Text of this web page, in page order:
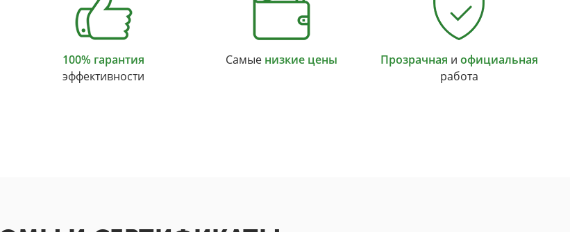
100% гарантия
эффективности
Самые низкие цены Прозрачная и официальная
работа